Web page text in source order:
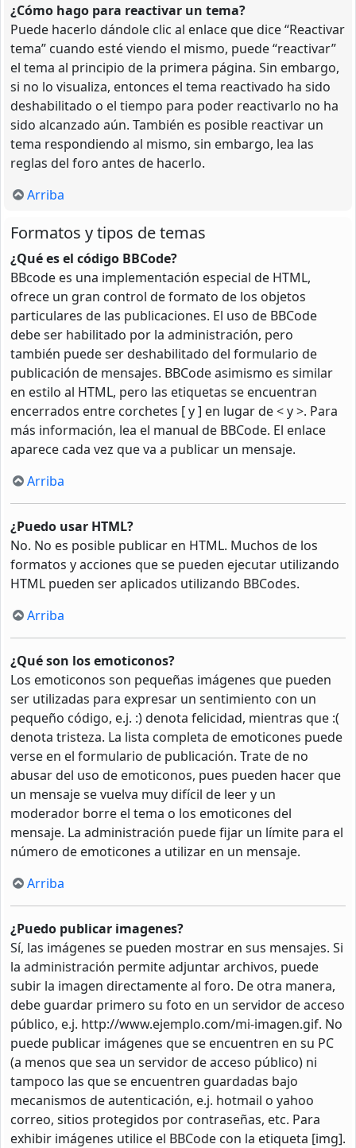
¿Cómo hago para reactivar un tema?
Puede hacerlo dándole clic al enlace que dice “Reactivar
tema” cuando esté viendo el mismo, puede “reactivar”
el tema al principio de la primera página. Sin embargo,
si no lo visualiza, entonces el tema reactivado ha sido
deshabilitado o el tiempo para poder reactivarlo no ha
sido alcanzado aún. También es posible reactivar un
tema respondiendo al mismo, sin embargo, lea las
reglas del foro antes de hacerlo.
Arriba
Formatos y tipos de temas
¿Qué es el código BBCode?
BBcode es una implementación especial de HTML,
ofrece un gran control de formato de los objetos
particulares de las publicaciones. El uso de BBCode
debe ser habilitado por la administración, pero
también puede ser deshabilitado del formulario de
publicación de mensajes. BBCode asimismo es similar
en estilo al HTML, pero las etiquetas se encuentran
encerrados entre corchetes [ y ] en lugar de < y >. Para
más información, lea el manual de BBCode. El enlace
aparece cada vez que va a publicar un mensaje.
Arriba
¿Puedo usar HTML?
No. No es posible publicar en HTML. Muchos de los
formatos y acciones que se pueden ejecutar utilizando
HTML pueden ser aplicados utilizando BBCodes.
Arriba
¿Qué son los emoticonos?
Los emoticonos son pequeñas imágenes que pueden
ser utilizadas para expresar un sentimiento con un
pequeño código, e.j. :) denota felicidad, mientras que :(
denota tristeza. La lista completa de emoticones puede
verse en el formulario de publicación. Trate de no
abusar del uso de emoticonos, pues pueden hacer que
un mensaje se vuelva muy difícil de leer y un
moderador borre el tema o los emoticones del
mensaje. La administración puede fijar un límite para el
número de emoticones a utilizar en un mensaje.
Arriba
¿Puedo publicar imagenes?
Sí, las imágenes se pueden mostrar en sus mensajes. Si
la administración permite adjuntar archivos, puede
subir la imagen directamente al foro. De otra manera,
debe guardar primero su foto en un servidor de acceso
público, e.j. http://www.ejemplo.com/mi-imagen.gif. No
puede publicar imágenes que se encuentren en su PC
(a menos que sea un servidor de acceso público) ni
tampoco las que se encuentren guardadas bajo
mecanismos de autenticación, e.j. hotmail o yahoo
correo, sitios protegidos por contraseñas, etc. Para
exhibir imágenes utilice el BBCode con la etiqueta [img].